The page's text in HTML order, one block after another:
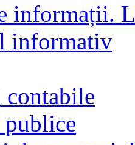
informații.
informativ